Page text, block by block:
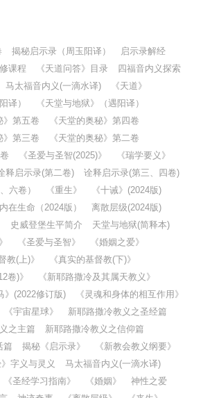
揭秘启示录（周玉阳译）
启示录解经
课程 《天道问答》目录
四福音内义探索
马太福音内义(一滴水译)
《天道》
译）
《天堂与地狱》（遇阳译）
》第五卷
《天堂的奥秘》第四卷
》第三卷
《天堂的奥秘》第二卷
《圣爱与圣智(2025)》
《瑞学要义》
释启示录(第二卷)
诠释启示录(第三、四卷)
六卷）
《重生》
《十诫》(2024版)
在生命（2024版）
离散层级(2024版)
史威登堡生平简介
天堂与地狱(简释本)
《圣爱与圣智》
《婚姻之爱》
教(上)》
《真实的基督教(下)》
卷)》
《新耶路撒冷及其属天教义》
》(2022修订版)
《灵魂和身体的相互作用》
《宇宙星球》
新耶路撒冷教义之圣经篇
之主篇
新耶路撒冷教义之信仰篇
篇
揭秘《启示录》
《新教会教义纲要》
》字义与灵义
马太福音内义(一滴水译)
《圣经学习指南》 《婚姻》
神性之爱